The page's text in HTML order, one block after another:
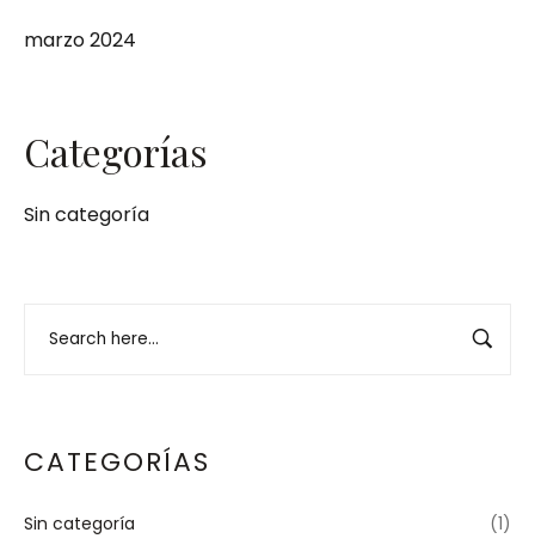
marzo 2024
Categorías
Sin categoría
CATEGORÍAS
Sin categoría (1)